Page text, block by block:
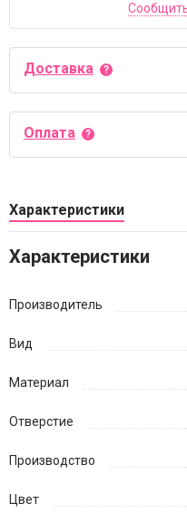
Доставка
Оплата
Характеристики
Характеристики
Производитель
Вид
Материал
Отверстие
Производство
Цвет